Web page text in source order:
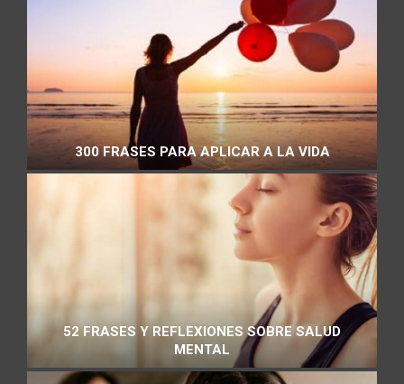
300 FRASES PARA APLICAR A LA VIDA
52 FRASES Y REFLEXIONES SOBRE SALUD
MENTAL